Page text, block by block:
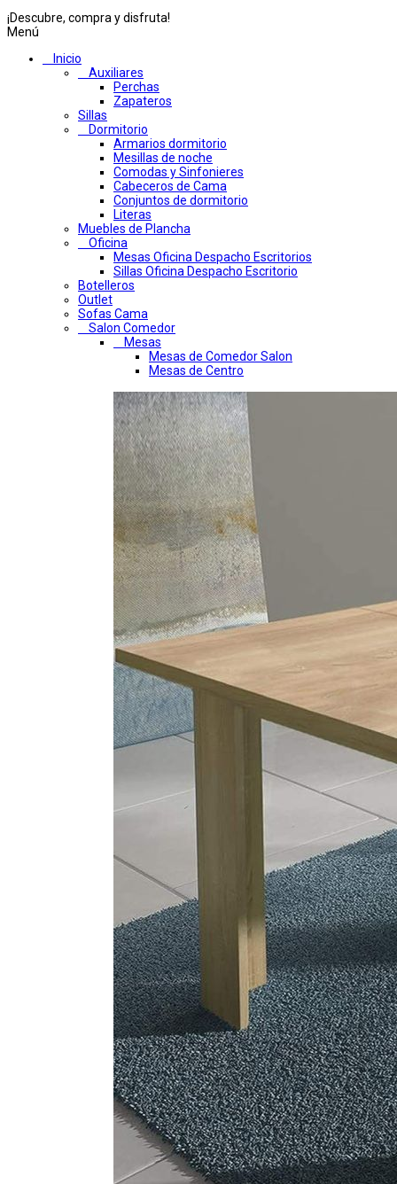
¡Descubre, compra y disfruta!
Menú
Inicio
Auxiliares
Perchas
Zapateros
Sillas
Dormitorio
Armarios dormitorio
Mesillas de noche
Comodas y Sinfonieres
Cabeceros de Cama
Conjuntos de dormitorio
Literas
Muebles de Plancha
Oficina
Mesas Oficina Despacho Escritorios
Sillas Oficina Despacho Escritorio
Botelleros
Outlet
Sofas Cama
Salon Comedor
Mesas
Mesas de Comedor Salon
Mesas de Centro